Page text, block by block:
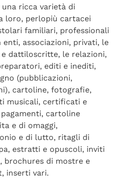
ricca varietà di
loro, perlopiù cartacei
familiari, professionali
associazioni, privati, le
dattiloscritte, le relazioni,
editi e inediti,
(pubblicazioni,
cartoline, fotografie,
musicali, certificati e
cartoline
e di omaggi,
e di lutto, ritagli di
estratti e opuscoli, inviti
brochures di mostre e
inserti vari.